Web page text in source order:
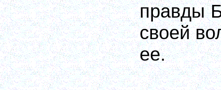
правды
своей
ее.